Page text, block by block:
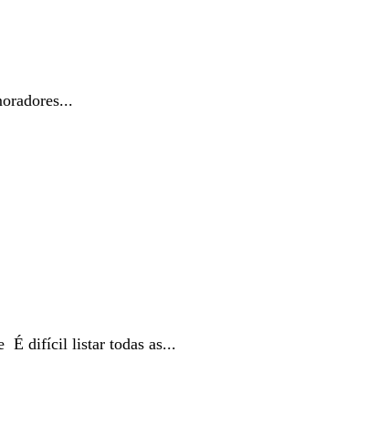
É difícil listar todas as...